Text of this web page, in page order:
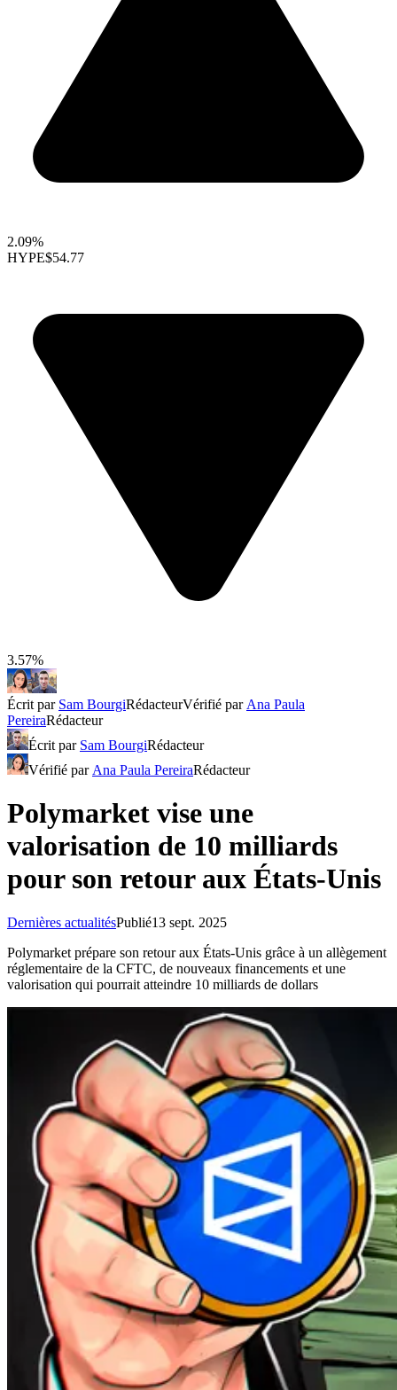
2.09%
HYPE$54.77
3.57%
Écrit par Sam BourgiRédacteurVérifié par Ana Paula
PereiraRédacteur
Écrit par Sam BourgiRédacteur
Vérifié par Ana Paula PereiraRédacteur
Polymarket vise une
valorisation de 10 milliards
pour son retour aux États-Unis
Dernières actualitésPublié13 sept. 2025
Polymarket prépare son retour aux États-Unis grâce à un allègement
réglementaire de la CFTC, de nouveaux financements et une
valorisation qui pourrait atteindre 10 milliards de dollars